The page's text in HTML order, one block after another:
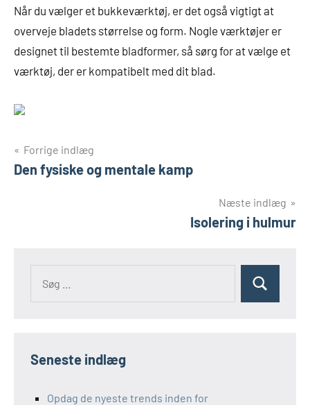
Når du vælger et bukkeværktøj, er det også vigtigt at
overveje bladets størrelse og form. Nogle værktøjer er
designet til bestemte bladformer, så sørg for at vælge et
værktøj, der er kompatibelt med dit blad.
Indlægsnavigation
Forrige indlæg
Den fysiske og mentale kamp
Næste indlæg
Isolering i hulmur
Seneste indlæg
Opdag de nyeste trends inden for